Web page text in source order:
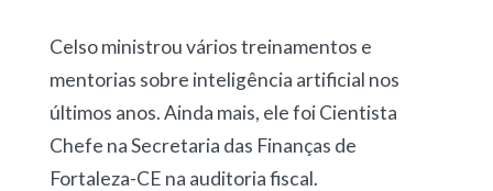
Celso ministrou vários treinamentos e
mentorias sobre inteligência artificial nos
últimos anos. Ainda mais, ele foi Cientista
Chefe na Secretaria das Finanças de
Fortaleza-CE na auditoria fiscal.